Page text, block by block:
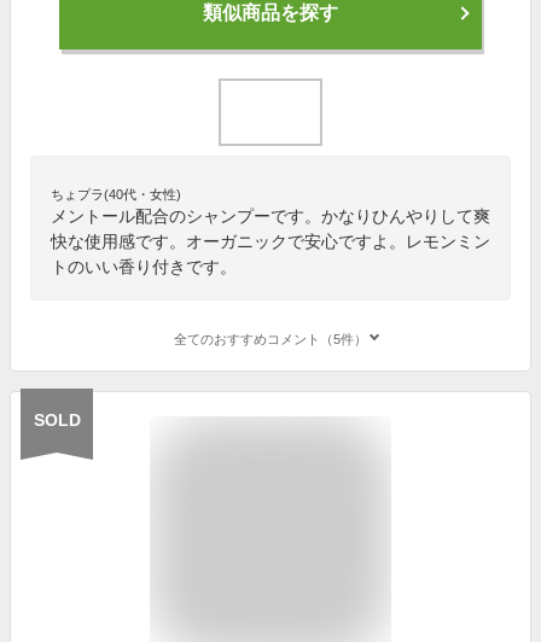
類似商品を探す
ちょプラ(40代・女性)
メントール配合のシャンプーです。かなりひんやりして爽
快な使用感です。オーガニックで安心ですよ。レモンミン
トのいい香り付きです。
全てのおすすめコメント（5件）
SOLD